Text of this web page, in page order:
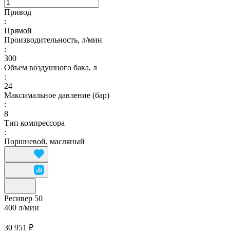
Привод
:
Прямой
Производительность, л/мин
:
300
Объем воздушного бака, л
:
24
Максимальное давление (бар)
:
8
Тип компрессора
:
Поршневой, масляный
Ресивер 50
400 л/мин
30 951 ₽